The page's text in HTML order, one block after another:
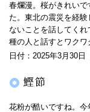
春爛漫。桜がきれい
た。東北の震災を経
ないことを話してく
種の人と話すとワク
日付： 2025年3月30日
鰹節
花粉が酷いですね。